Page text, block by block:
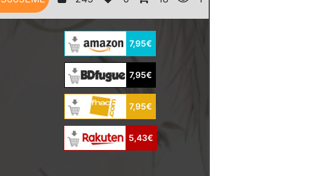
7,95€
7,95€
7,95€
5,43€